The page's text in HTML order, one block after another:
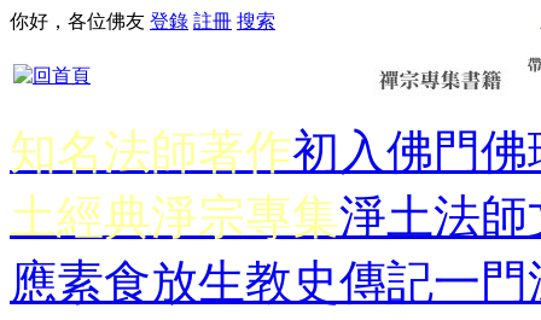
你好，各位佛友 登錄 註冊 搜索
知名法師著作初入佛門佛
土經典淨宗專集淨土法師
應素食放生教史傳記一門